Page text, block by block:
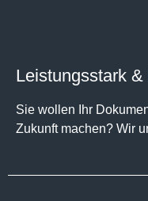
Leistungsstark &
Sie wollen Ihr
Zukunft machen? Wir